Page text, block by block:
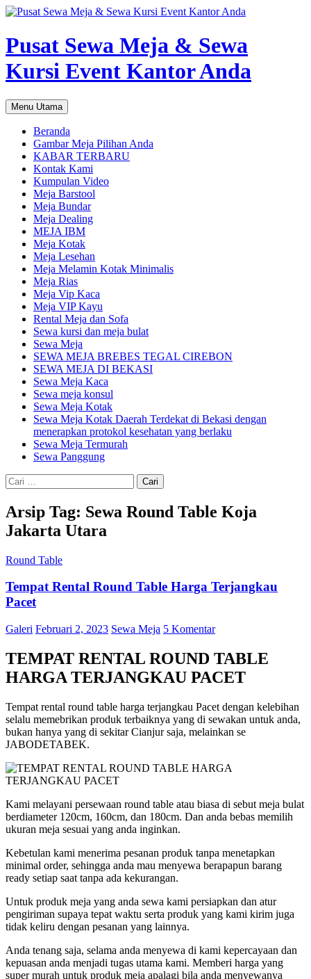
Pusat Sewa Meja & Sewa
Kursi Event Kantor Anda
Cari
Menu Utama Langsung
ke
isi
Beranda
Gambar Meja Pilihan Anda
KABAR TERBARU
Kontak Kami
Kumpulan Video
Meja Barstool
Meja Bundar
Meja Dealing
MEJA IBM
Meja Kotak
Meja Lesehan
Meja Melamin Kotak Minimalis
Meja Rias
Meja Vip Kaca
Meja VIP Kayu
Rental Meja dan Sofa
Sewa kursi dan meja bulat
Sewa Meja
SEWA MEJA BREBES TEGAL CIREBON
SEWA MEJA DI BEKASI
Sewa Meja Kaca
Sewa meja konsul
Sewa Meja Kotak
Sewa Meja Kotak Daerah Terdekat di Bekasi dengan
menerapkan protokol kesehatan yang berlaku
Sewa Meja Termurah
Sewa Panggung
Cari
untuk:
Arsip Tag: Sewa Round Table Koja
Jakarta Utara
Round Table
Tempat Rental Round Table Harga Terjangkau
Pacet
Galeri Februari 2, 2023 Sewa Meja 5 Komentar
TEMPAT RENTAL ROUND TABLE
HARGA TERJANGKAU PACET
Tempat rental round table harga terjangkau Pacet dengan kelebihan
selalu memebrikan produk terbaiknya yang di sewakan untuk anda,
bukan hanya yang di sekitar Cianjur saja, melainkan se
JABODETABEK.
Kami melayani persewaan round table atau biasa di sebut meja bulat
berdiameter 120cm, 160cm, dan 180cm. Dan anda bebas memilih
ukuran meja sesuai yang anda inginkan.
Kebetulan kami menerima pesanan produk tanpa menetapkan
minimal order, sehingga anda mau menyewa berapapun barang
ready setiap saat tanpa ada kekurangan.
Untuk produk meja yang anda sewa kami persiapkan dan atur
pengiriman supaya tepat waktu serta produk yang kami kirim juga
tidak keliru dengan pesanan yang lainnya.
Anda tenang saja, selama anda menyewa di kami kepercayaan dan
kepuasan anda menjadi tugas utama kami. Memberi harga yang
super murah untuk produk meja apalagi bila anda menyewanya